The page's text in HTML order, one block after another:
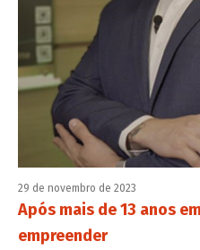
29 de novembro de 2023
Após mais de 13 anos
empreender